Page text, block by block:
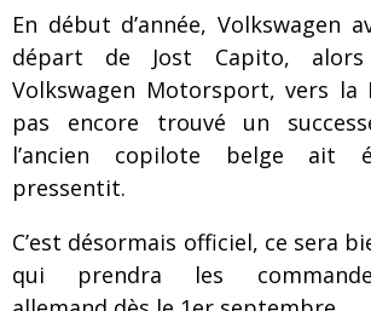
En début d’année, Volkswagen
départ de Jost Capito,
Volkswagen Motorsport, vers la
pas encore trouvé un
l’ancien copilote belge ait
pressentit.
C’est désormais officiel, ce sera
qui prendra les